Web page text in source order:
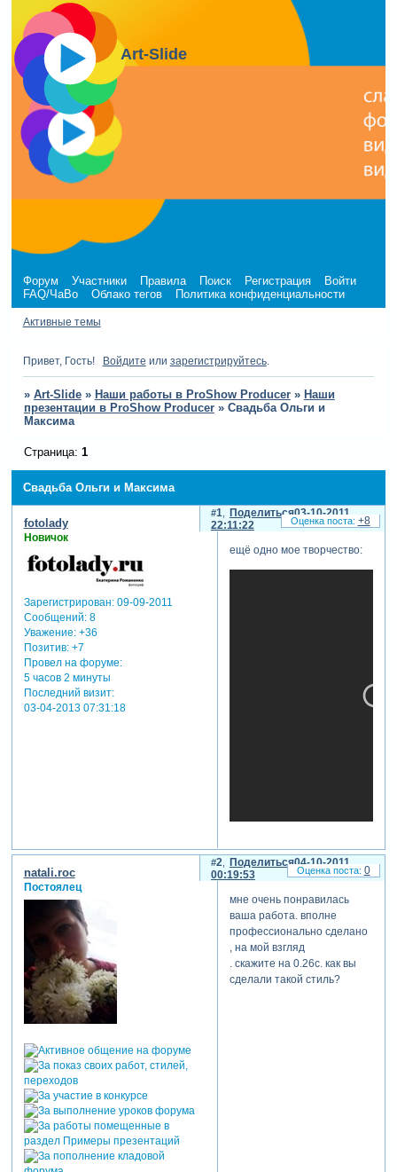
Art-Slide
Форум Участники Правила Поиск Регистрация
Войти
FAQ/ЧаВо
Облако тегов Политика конфиденциальности
Активные темы
Привет, Гость! Войдите или зарегистрируйтесь.
» Art-Slide » Наши работы в ProShow Producer » Наши
презентации в ProShow Producer » Свадьба Ольги и
Максима
Свадьба Ольги и Максима
Страница: 1
Поделиться
1
03-10-2011
22:11:22
fotolady
Новичок
Зарегистрирован: 09-09-2011
Сообщений:8
Уважение: +36
Позитив: +7
Провел на форуме:
5 часов 2 минуты
Последний визит:
03-04-2013 07:31:18
ещё одно мое творчество:
+8
Поделиться
2
04-10-2011
00:19:53
natali.roc
Постоялец
мне очень понравилась
ваша работа. вполне
профессионально сделано
, на мой взгляд
. скажите на 0.26с. как вы
сделали такой стиль?
0